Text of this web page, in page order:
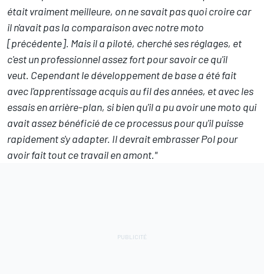
était vraiment meilleure, on ne savait pas quoi croire car
il n'avait pas la comparaison avec notre moto
[précédente]. Mais il a piloté, cherché ses réglages, et
c'est un professionnel assez fort pour savoir ce qu'il
veut. Cependant le développement de base a été fait
avec l'apprentissage acquis au fil des années, et avec les
essais en arrière-plan, si bien qu'il a pu avoir une moto qui
avait assez bénéficié de ce processus pour qu'il puisse
rapidement s'y adapter. Il devrait embrasser Pol pour
avoir fait tout ce travail en amont."